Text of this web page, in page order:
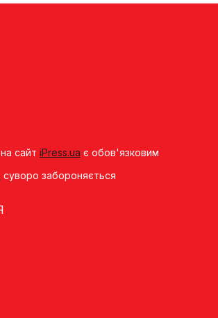
сайт iPress.ua є обов'язковим
забороняється